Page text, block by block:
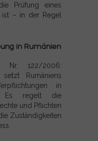
Prüfung eines
ist – in der Regel
in Rumänien
Nr. 122/2006:
Rumäniens
in
Es regelt die
und Pflichten
Zuständigkeiten